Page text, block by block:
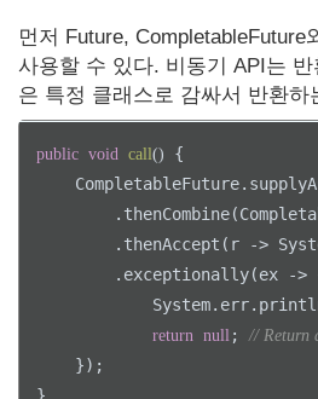
먼저 Future, CompletableFuture
사용할 수 있다. 비동기 API는
은 특정 클래스로 감싸서 반환하
public void call()
{
.thenAccept(r ->
.exceptionally(ex
return null ; // Return
    });
}